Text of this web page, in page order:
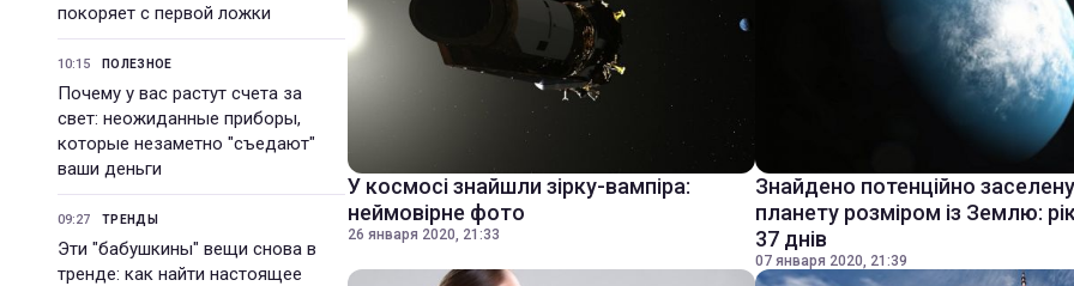
покоряет с первой ложки
10:15 ПОЛЕЗНОЕ
Почему у вас растут счета за
свет: неожиданные приборы,
которые незаметно "съедают"
ваши деньги
09:27 ТРЕНДЫ
Эти "бабушкины" вещи снова в
тренде: как найти настоящее
У космосі знайшли зірку-вампіра:
неймовірне фото
26 января 2020, 21:33
Знайдено потенційно заселену
планету розміром із Землю:
37 днів
07 января 2020, 21:39